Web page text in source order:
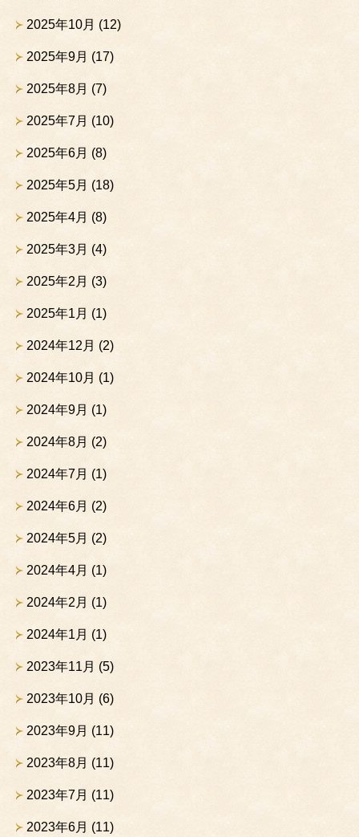
2025年10月 (12)
2025年9月 (17)
2025年8月 (7)
2025年7月 (10)
2025年6月 (8)
2025年5月 (18)
2025年4月 (8)
2025年3月 (4)
2025年2月 (3)
2025年1月 (1)
2024年12月 (2)
2024年10月 (1)
2024年9月 (1)
2024年8月 (2)
2024年7月 (1)
2024年6月 (2)
2024年5月 (2)
2024年4月 (1)
2024年2月 (1)
2024年1月 (1)
2023年11月 (5)
2023年10月 (6)
2023年9月 (11)
2023年8月 (11)
2023年7月 (11)
2023年6月 (11)